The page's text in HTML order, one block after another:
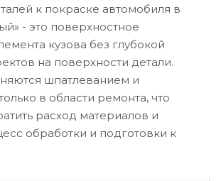
к покраске автомобиля в
- это поверхностное
кузова без глубокой
на поверхности детали.
шпатлеванием и
в области ремонта, что
расход материалов и
обработки и подготовки к